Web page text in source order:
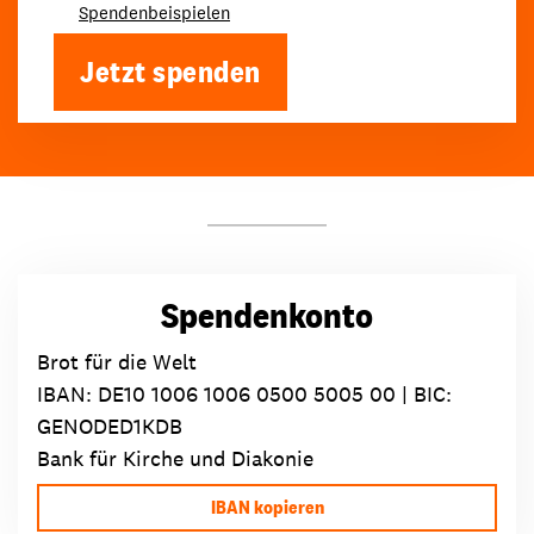
Spendenbeispielen
Jetzt spenden
Spendenkonto
Brot für die Welt
IBAN: DE10 1006 1006 0500 5005 00 | BIC:
GENODED1KDB
Bank für Kirche und Diakonie
IBAN kopieren